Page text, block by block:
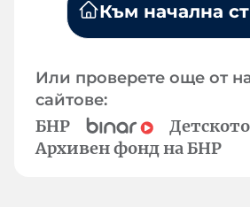
Към начална
Или проверете още от
сайтове:
БНР
Архивен фонд на БНР